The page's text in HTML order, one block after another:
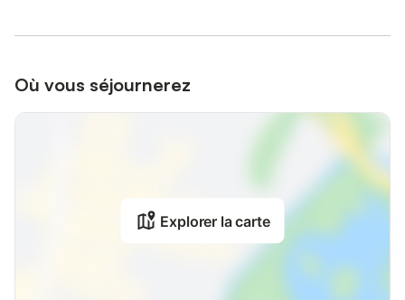
Où vous séjournerez
Explorer la carte